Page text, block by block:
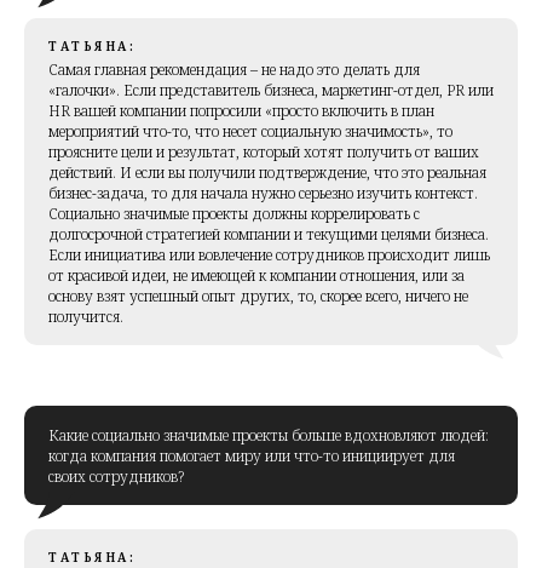
ТАТЬЯНА:
Самая главная рекомендация – не надо это делать для
«галочки». Если представитель бизнеса, маркетинг-отдел, PR или
HR вашей компании попросили «просто включить в план
мероприятий что-то, что несет социальную значимость», то
проясните цели и результат, который хотят получить от ваших
действий. И если вы получили подтверждение, что это реальная
бизнес-задача, то для начала нужно серьезно изучить контекст.
Социально значимые проекты должны коррелировать с
долгосрочной стратегией компании и текущими целями бизнеса.
Если инициатива или вовлечение сотрудников происходит лишь
от красивой идеи, не имеющей к компании отношения, или за
основу взят успешный опыт других, то, скорее всего, ничего не
получится.
Какие социально значимые проекты больше вдохновляют людей:
когда компания помогает миру или что-то инициирует для
своих сотрудников?
ТАТЬЯНА: